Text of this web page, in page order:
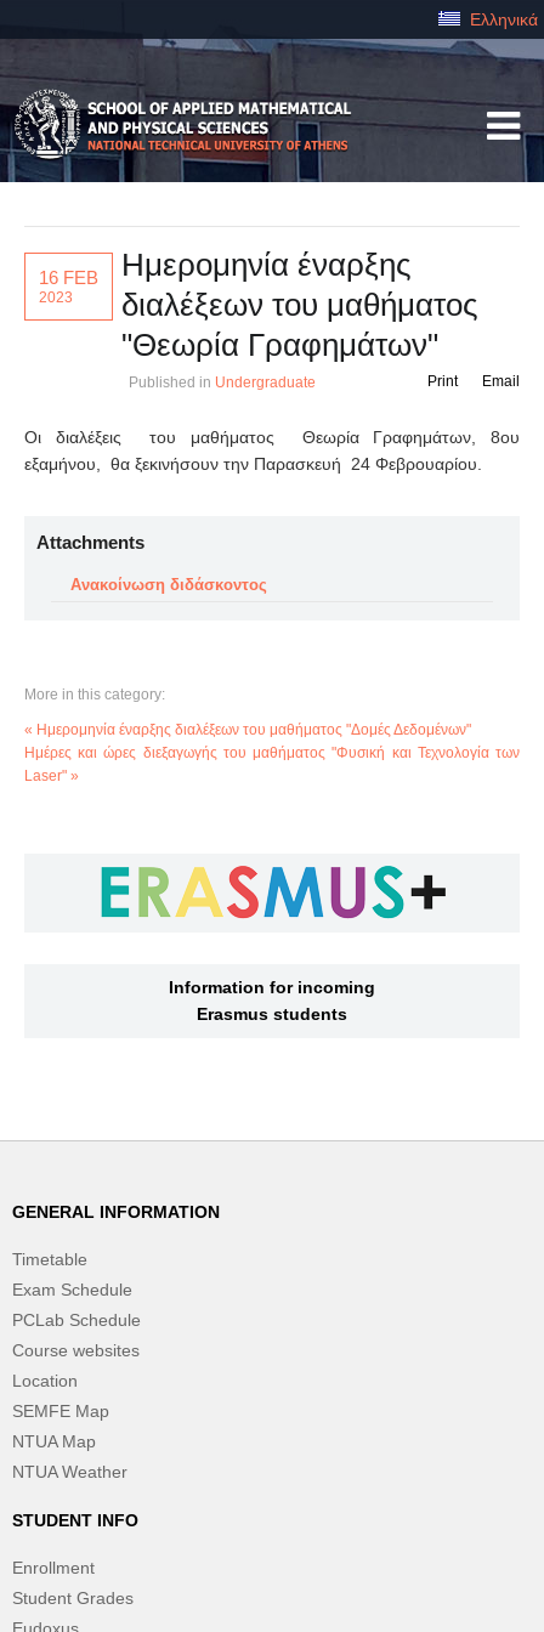
Ελληνικά
16 FEB
2023
Ημερομηνία έναρξης
διαλέξεων του μαθήματος
"Θεωρία Γραφημάτων"
Published in Undergraduate Email
Print
Οι διαλέξεις του μαθήματος Θεωρία Γραφημάτων, 8ου
εξαμήνου, θα ξεκινήσουν την Παρασκευή 24 Φεβρουαρίου.
Attachments
Ανακοίνωση διδάσκοντος
More in this category:
« Ημερομηνία έναρξης διαλέξεων του μαθήματος "Δομές Δεδομένων"
Ημέρες και ώρες διεξαγωγής του μαθήματος "Φυσική και Τεχνολογία των
Laser" »
Information for incoming
Erasmus students
GENERAL INFORMATION
Timetable
Exam Schedule
PCLab Schedule
Course websites
Location
SEMFE Map
NTUA Map
NTUA Weather
STUDENT INFO
Enrollment
Student Grades